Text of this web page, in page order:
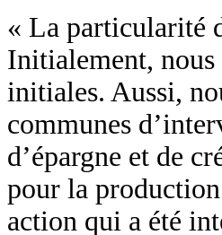
« La particularité
Initialement, nous
initiales. Aussi,
communes
d’épargne et de
pour la
action qui a été